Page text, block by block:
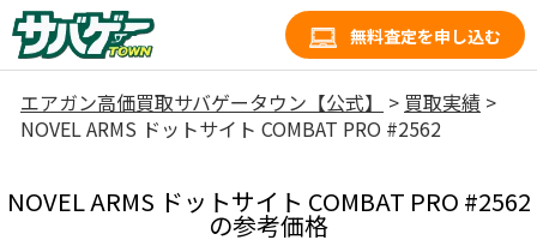
無料査定を申し込む
エアガン高価買取サバゲータウン【公式】 > 買取実績 >
NOVEL ARMS ドットサイト COMBAT PRO #2562
NOVEL ARMS ドットサイト COMBAT PRO #2562
の参考価格